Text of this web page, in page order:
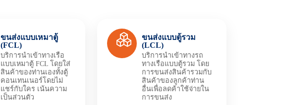
ขนส่งแบบเหมาตู้
(FCL)
บริการนำเข้าทางเรือ
แบบเหมาตู้ FCL โดยใส่
สินค้าของท่านเองทั้งตู้
คอนเทนเนอร์โดยไม่
แชร์กับใคร เน้นความ
เป็นส่วนตัว
ขนส่งแบบตู้รวม
(LCL)
บริการนำเข้าทางรถ
ทางเรือแบบตู้รวม โดย
การขนส่งสินค้ารวมกับ
สินค้าของลูกค้าท่าน
อื่นเพื่อลดค้าใช้จ่ายใน
การขนส่ง